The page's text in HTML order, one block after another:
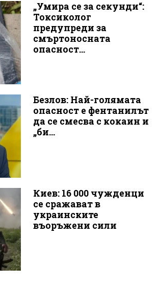
„Умира се за секунди“:
Токсиколог
предупреди за
смъртоносната
опасност...
Безлов: Най-голямата
опасност е фентанилът
да се смесва с кокаин и
„би...
Киев: 16 000 чужденци
се сражават в
украинските
въоръжени сили